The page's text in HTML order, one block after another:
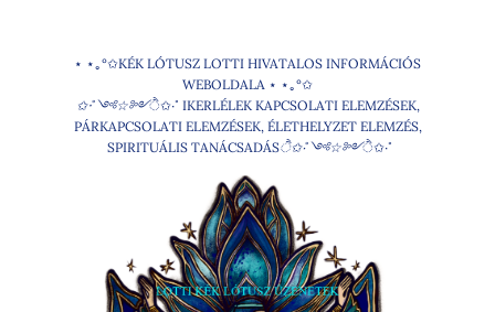
⋆ ⋆｡°✩KÉK LÓTUSZ LOTTI HIVATALOS INFORMÁCIÓS
WEBOLDALA ⋆ ⋆｡°✩
✩‧˚༺☆༻ੈ✩‧˚ IKERLÉLEK KAPCSOLATI ELEMZÉSEK,
PÁRKAPCSOLATI ELEMZÉSEK, ÉLETHELYZET ELEMZÉS,
SPIRITUÁLIS TANÁCSADÁSੈ✩‧˚༺☆༻ੈ✩‧˚